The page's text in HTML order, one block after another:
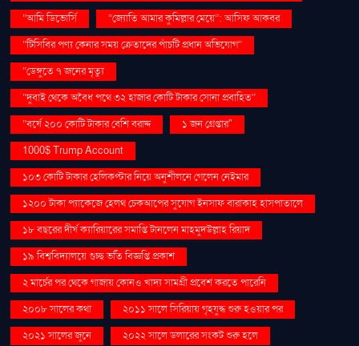
“আমি ডিভোর্সি
“জ্যোতি আমার কুমিল্লার মেয়ে”: আসিফ আকবর
“টিসিবির পণ্য কেনার সময় ক্রেতাদের পাঁচটি প্রধান অভিযোগ”
“ডেঙ্গুতে ৭ জনের মৃত্যু
“দুবাই থেকে অবৈধ পথে ৩২ হাজার কোটি টাকার সোনা প্রবাহিত”
“বর্ষে ২০০ কোটি টাকার বেশি বরাদ্দ
১ জন গ্রেপ্তার"
1000$ Trump Account
১০৩ কোটি টাকার হেলিকপ্টার নিয়ে অনুশীলনে গেলেন নেইমার
১২০০ টাকা প্যাকেজে হেলথ চেকআপের সুযোগ ইনসাফ বারাকাহ হাসপাতালে
১৮ বছরের দীর্ঘ ক্যারিয়ারের সমাপ্তি টানলেন মাহমুদউল্লাহ রিয়াদ
১৯ বিশ্ববিদ্যালয়ে গুচ্ছ ভর্তি বিজ্ঞপ্তি প্রকাশ
২ মার্চের পর থেকে গাজায় কোনও খাদ্য সামগ্রী প্রবেশ করতে পারেনি
২০০৮ সালের কথা
২০১১ সালে সিরিয়ায় গৃহযুদ্ধ শুরু হওয়ার পর
২০২১ সালের জুনে
২০২২ সালে ডলারের সংকট শুরু হলে